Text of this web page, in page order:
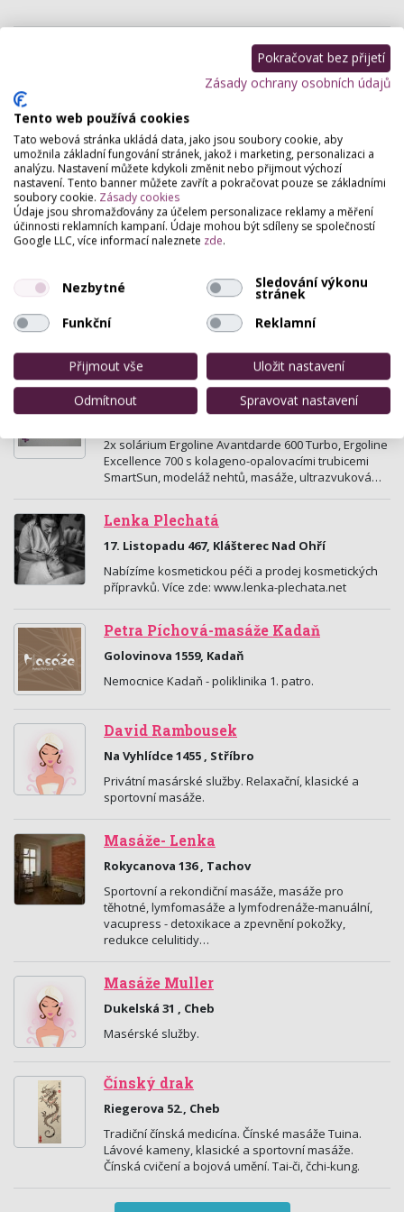
Karlovarská 37 , Chodov (Sokolov)
LYMFOVEN, PERMANENTNÍ ŘASY.
Salon Relax
Jiráskova 785, Chodov (Sokolov)
Kadeřnictví pánské-dámské-dětské, kosmetika,
manikúra, pedikúra, nehtová modeláž, masáže.
K.H.Borovského 345, Sokolov
Solární a kosmetické studio Open Sun s letitou
praxí, v centru Sokolova. K dispozici i jedinečný
solární přístroj Open Sun, který je vhodný i pro…
Studio Orchidea
Franze Kafky 835, Mariánské Lázně
2x solárium Ergoline Avantdarde 600 Turbo, Ergoline
Excellence 700 s kolageno-opalovacími trubicemi
SmartSun, modeláž nehtů, masáže, ultrazvuková…
Lenka Plechatá
17. Listopadu 467, Klášterec Nad Ohří
Nabízíme kosmetickou péči a prodej kosmetických
přípravků. Více zde: www.lenka-plechata.net
Petra Píchová-masáže Kadaň
Golovinova 1559, Kadaň
Nemocnice Kadaň - poliklinika 1. patro.
David Rambousek
Na Vyhlídce 1455 , Stříbro
Privátní masárské služby. Relaxační, klasické a
sportovní masáže.
Masáže- Lenka
Rokycanova 136 , Tachov
Sportovní a rekondiční masáže, masáže pro
těhotné, lymfomasáže a lymfodrenáže-manuální,
vacupress - detoxikace a zpevnění pokožky,
redukce celulitidy…
Masáže Muller
Dukelská 31 , Cheb
Masérské služby.
Čínský drak
Riegerova 52., Cheb
Tradiční čínská medicína. Čínské masáže Tuina.
Lávové kameny, klasické a sportovní masáže.
Čínská cvičení a bojová umění. Tai-či, čchi-kung.
Pokračovat bez přijetí
Zásady ochrany osobních údajů
Tento web používá cookies
Tato webová stránka ukládá data, jako jsou soubory cookie, aby
umožnila základní fungování stránek, jakož i marketing, personalizaci a
analýzu. Nastavení můžete kdykoli změnit nebo přijmout výchozí
nastavení. Tento banner můžete zavřít a pokračovat pouze se základními
soubory cookie. Zásady cookies
Údaje jsou shromažďovány za účelem personalizace reklamy a měření
účinnosti reklamních kampaní. Údaje mohou být sdíleny se společností
Google LLC, více informací naleznete zde.
Nezbytné Sledování výkonu
stránek
Funkční
Reklamní
Přijmout vše
Uložit nastavení
Odmítnout
Spravovat nastavení